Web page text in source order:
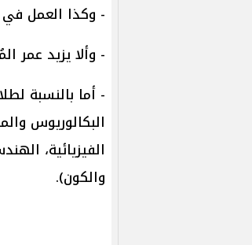
- وكذا العمل
- وألا يزيد عمر المُرشحات عن 45 عامًا
- أما بالنسبة
البكالوريوس
الفيزيائية،
والكون).